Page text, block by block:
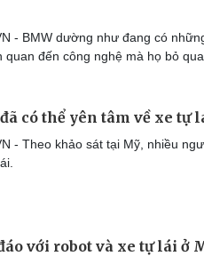
- BMW dường như đang có
quan đến công nghệ mà họ bỏ
có thể yên tâm về xe tự
- Theo khảo sát tại Mỹ, nhiều
với robot và xe tự lái ở